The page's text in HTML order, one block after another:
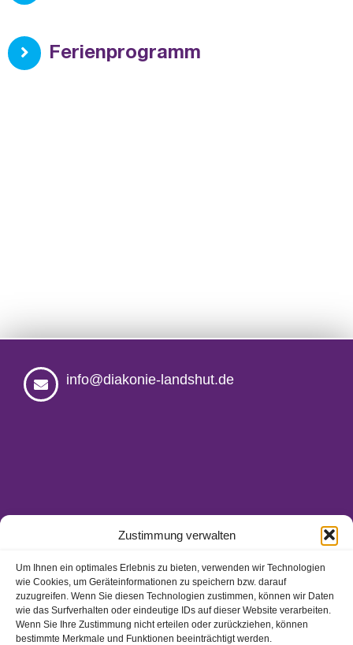
Zustimmung verwalten
Um Ihnen ein optimales Erlebnis zu bieten, verwenden wir Technologien
wie Cookies, um Geräteinformationen zu speichern bzw. darauf
zuzugreifen. Wenn Sie diesen Technologien zustimmen, können wir Daten
wie das Surfverhalten oder eindeutige IDs auf dieser Website verarbeiten.
Wenn Sie Ihre Zustimmung nicht erteilen oder zurückziehen, können
bestimmte Merkmale und Funktionen beeinträchtigt werden.
Ferienprogramm
info@diakonie-landshut.de
Ansprechpartner/-innen
Hinweisgeberschutzgesetz
Impressum